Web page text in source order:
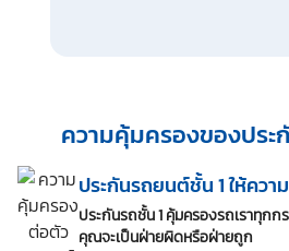
ความคุ้มครองของประ
ประกันรถยนต์ชั้น 1 ให้คว
ประกันรถชั้น 1 คุ้มครองรถเราทุกก
คุณจะเป็นฝ่ายผิดหรือฝ่ายถูก